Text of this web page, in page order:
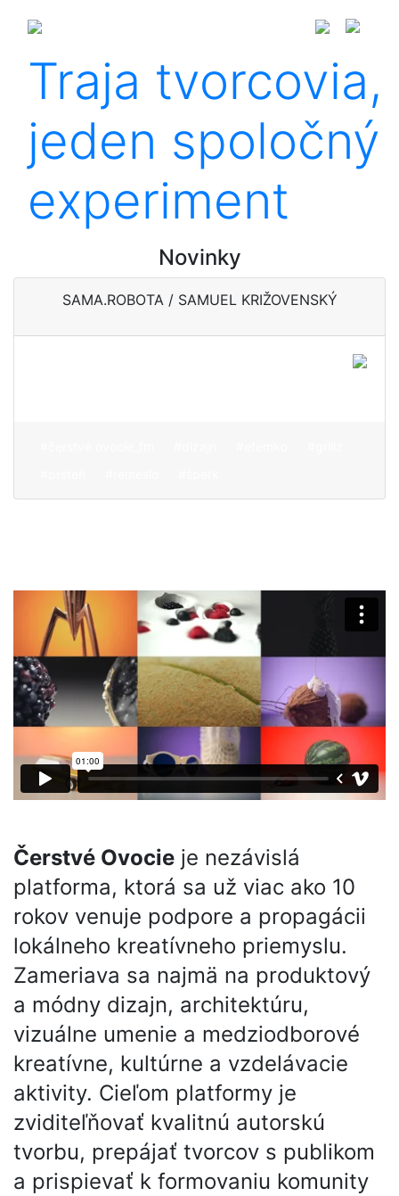
Traja tvorcovia,
jeden spoločný
experiment
Novinky
SAMA.ROBOTA / SAMUEL KRIŽOVENSKÝ
Čerstvé Ovocie je nezávislá
platforma, ktorá sa už viac ako 10
rokov venuje podpore a propagácii
lokálneho kreatívneho priemyslu.
Zameriava sa najmä na produktový
a módny dizajn, architektúru,
vizuálne umenie a medziodborové
kreatívne, kultúrne a vzdelávacie
aktivity. Cieľom platformy je
zviditeľňovať kvalitnú autorskú
tvorbu, prepájať tvorcov s publikom
a prispievať k formovaniu komunity